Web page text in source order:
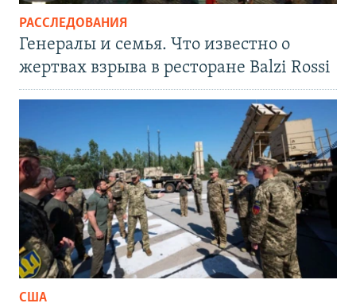
РАССЛЕДОВАНИЯ
Генералы и семья. Что известно о
жертвах взрыва в ресторане Balzi Rossi
США